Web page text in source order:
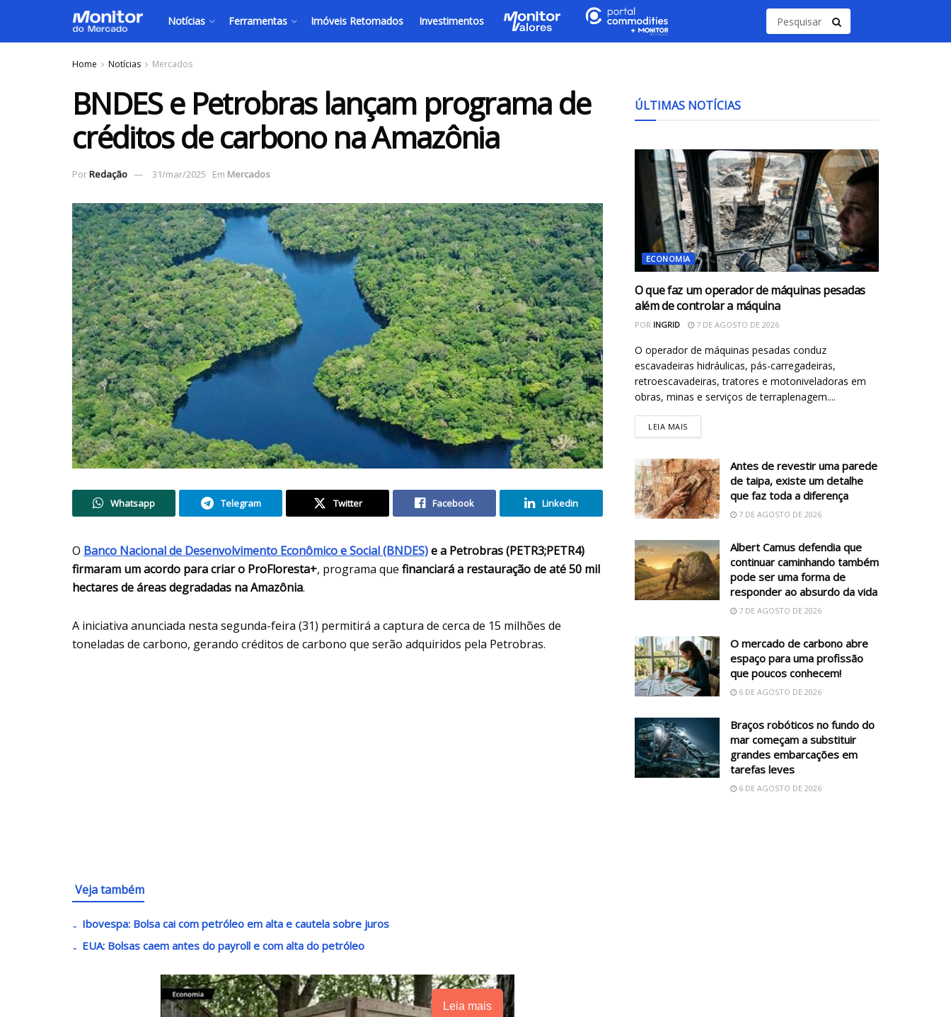
Notícias Ferramentas Imóveis Retomados Investimentos
Home Notícias Mercados
BNDES e Petrobras lançam programa de
créditos de carbono na Amazônia
PorRedação 31/mar/2025 Em Mercados
Whatsapp Telegram Twitter Facebook Linkedin
O Banco Nacional de Desenvolvimento Econômico e Social (BNDES)e a Petrobras (PETR3;PETR4)
firmaram um acordo para criar o ProFloresta+, programa que financiará a restauração de até 50 mil
hectares de áreas degradadas na Amazônia.
A iniciativa anunciada nesta segunda-feira (31) permitirá a captura de cerca de 15 milhões de
toneladas de carbono, gerando créditos de carbono que serão adquiridos pela Petrobras.
Veja também
Ibovespa: Bolsa cai com petróleo em alta e cautela sobre juros
EUA: Bolsas caem antes do payroll e com alta do petróleo
Leia mais
ÚLTIMAS NOTÍCIAS
ECONOMIA
O que faz um operador de máquinas pesadas
além de controlar a máquina
POR INGRID 7 DE AGOSTO DE 2026
O operador de máquinas pesadas conduz
escavadeiras hidráulicas, pás-carregadeiras,
retroescavadeiras, tratores e motoniveladoras em
obras, minas e serviços de terraplenagem....
LEIA MAIS
Antes de revestir uma parede
de taipa, existe um detalhe
que faz toda a diferença
7 DE AGOSTO DE 2026
Albert Camus defendia que
continuar caminhando também
pode ser uma forma de
responder ao absurdo da vida
7 DE AGOSTO DE 2026
O mercado de carbono abre
espaço para uma profissão
que poucos conhecem!
6 DE AGOSTO DE 2026
Braços robóticos no fundo do
mar começam a substituir
grandes embarcações em
tarefas leves
6 DE AGOSTO DE 2026